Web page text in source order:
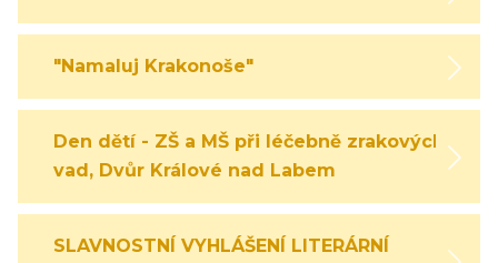
"Namaluj Krakonoše"
Den dětí - ZŠ a MŠ při léčebně zrakových
vad, Dvůr Králové nad Labem
SLAVNOSTNÍ VYHLÁŠENÍ LITERÁRNÍ